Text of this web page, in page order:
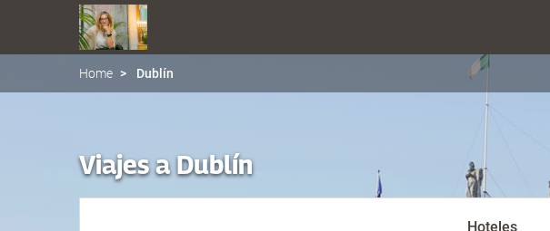
Home Dublín
Viajes a Dublín
Hoteles